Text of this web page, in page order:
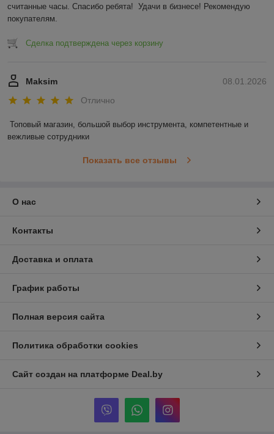
считанные часы. Спасибо ребята!  Удачи в бизнесе! Рекомендую
покупателям.
Сделка подтверждена через корзину
08.01.2026
Maksim
Отлично
Топовый магазин, большой выбор инструмента, компетентные и
вежливые сотрудники
Показать все отзывы
О нас
Контакты
Доставка и оплата
График работы
Полная версия сайта
Политика обработки cookies
Сайт создан на платформе Deal.by